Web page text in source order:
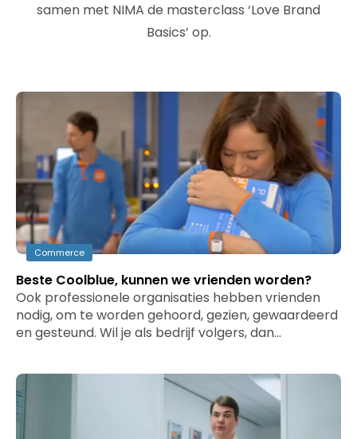
samen met NIMA de masterclass ‘Love Brand
Basics’ op.
Commerce
Beste Coolblue, kunnen we vrienden worden?
Ook professionele organisaties hebben vrienden
nodig, om te worden gehoord, gezien, gewaardeerd
en gesteund. Wil je als bedrijf volgers, dan…